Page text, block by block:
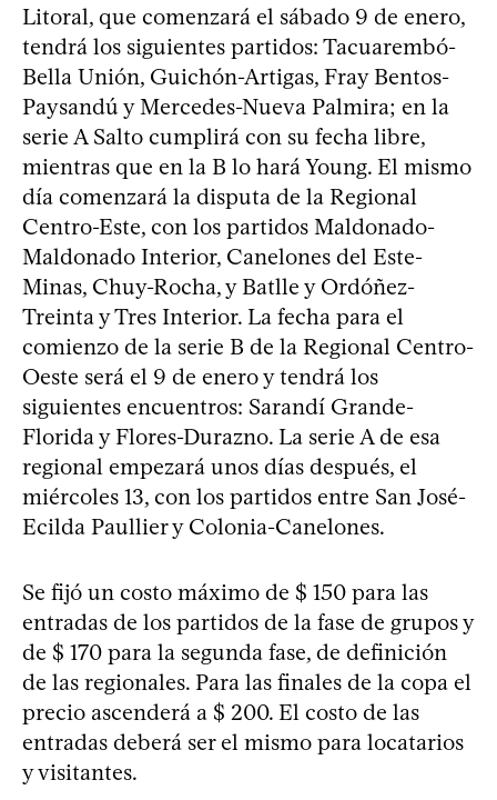
Litoral, que comenzará el sábado 9 de enero,
tendrá los siguientes partidos: Tacuarembó-
Bella Unión, Guichón-Artigas, Fray Bentos-
Paysandú y Mercedes-Nueva Palmira; en la
serie A Salto cumplirá con su fecha libre,
mientras que en la B lo hará Young. El mismo
día comenzará la disputa de la Regional
Centro-Este, con los partidos Maldonado-
Maldonado Interior, Canelones del Este-
Minas, Chuy-Rocha, y Batlle y Ordóñez-
Treinta y Tres Interior. La fecha para el
comienzo de la serie B de la Regional Centro-
Oeste será el 9 de enero y tendrá los
siguientes encuentros: Sarandí Grande-
Florida y Flores-Durazno. La serie A de esa
regional empezará unos días después, el
miércoles 13, con los partidos entre San José-
Ecilda Paullier y Colonia-Canelones.
Se fijó un costo máximo de $ 150 para las
entradas de los partidos de la fase de grupos y
de $ 170 para la segunda fase, de definición
de las regionales. Para las finales de la copa el
precio ascenderá a $ 200. El costo de las
entradas deberá ser el mismo para locatarios
y visitantes.